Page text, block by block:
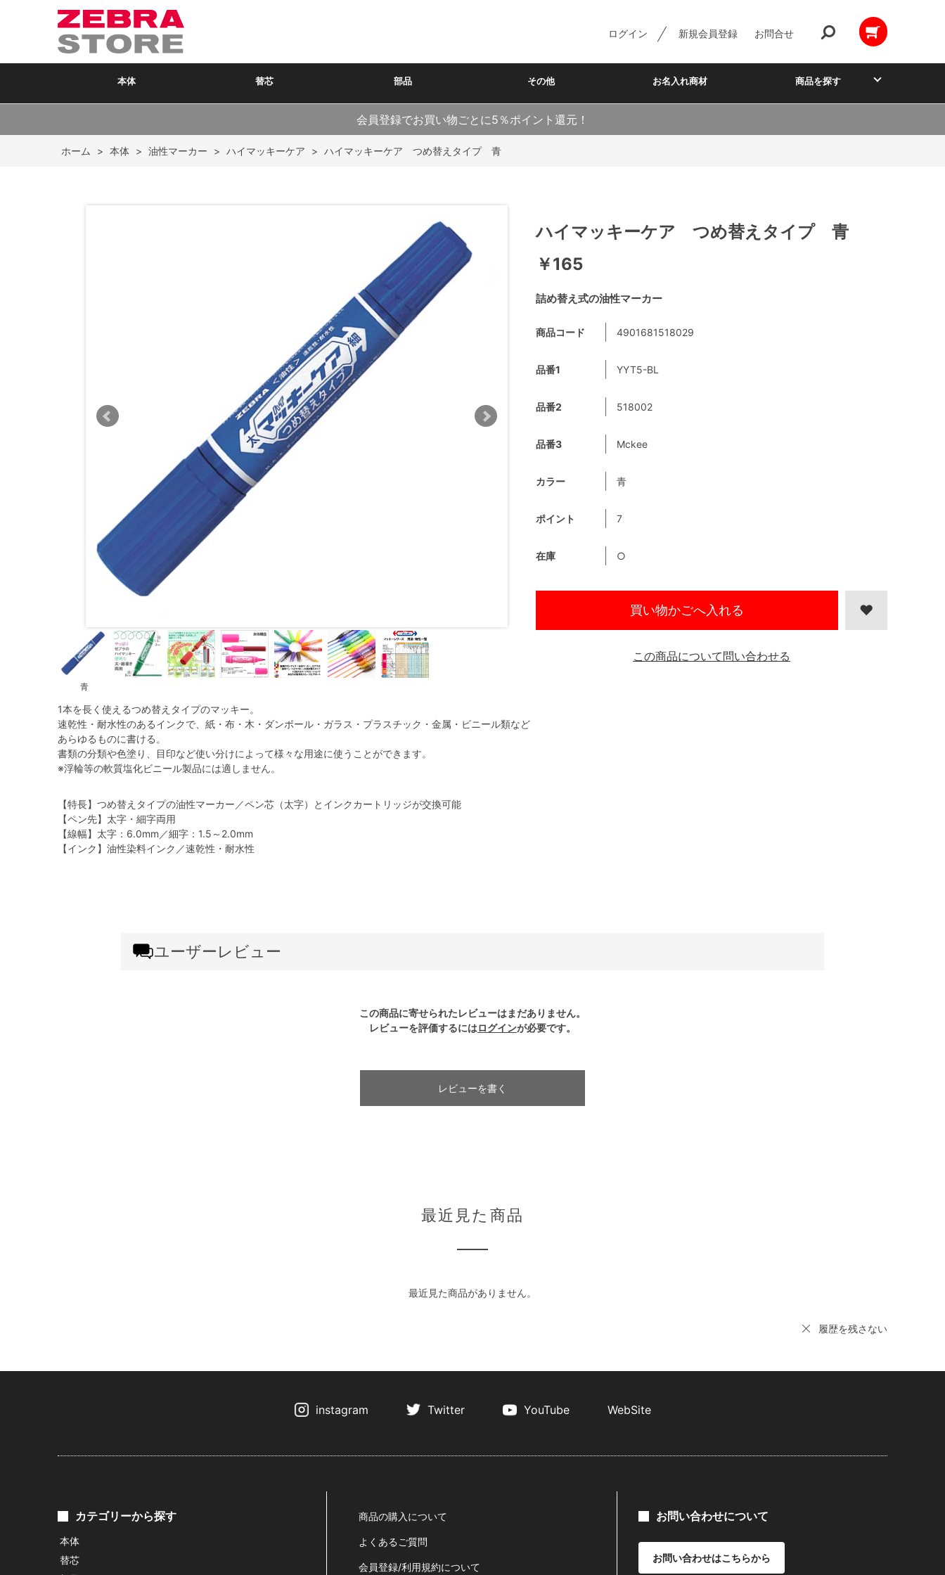
ログイン 新規会員登録 お問合せ
本体 替芯 部品 その他 お名入れ商材 商品を探す
会員登録でお買い物ごとに5％ポイント還元！
ホーム > 本体 > 油性マーカー > ハイマッキーケア > ハイマッキーケア つめ替えタイプ 青
青
1本を長く使えるつめ替えタイプのマッキー。
速乾性・耐水性のあるインクで、紙・布・木・ダンボール・ガラス・プラスチック・金属・ビニール類など
あらゆるものに書ける。
書類の分類や色塗り、目印など使い分けによって様々な用途に使うことができます。
※浮輪等の軟質塩化ビニール製品には適しません。
【特長】つめ替えタイプの油性マーカー／ペン芯（太字）とインクカートリッジが交換可能
【ペン先】太字・細字両用
【線幅】太字：6.0mm／細字：1.5～2.0mm
【インク】油性染料インク／速乾性・耐水性
詰め替え式の油性マーカー
ハイマッキーケア つめ替えタイプ 青
￥165
商品コード 4901681518029
品番1 YYT5-BL
品番2 518002
品番3 Mckee
カラー 青
ポイント 7
在庫 ○
買い物かごへ入れる
この商品について問い合わせる
ユーザーレビュー
この商品に寄せられたレビューはまだありません。
レビューを評価するにはログインが必要です。
レビューを書く
最近見た商品
最近見た商品がありません。
履歴を残さない
instagram Twitter YouTube WebSite
カテゴリーから探す
本体
替芯
商品の購入について
よくあるご質問
会員登録/利用規約について
お問い合わせについて
お問い合わせはこちらから